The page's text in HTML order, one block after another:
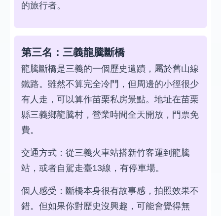
的旅行者。
第三名：三義龍騰斷橋
龍騰斷橋是三義的一個歷史遺蹟，屬於舊山線
鐵路。雖然不算完全冷門，但周邊的小徑很少
有人走，可以算作苗栗私房景點。地址在苗栗
縣三義鄉龍騰村，營業時間全天開放，門票免
費。
交通方式：從三義火車站搭新竹客運到龍騰
站，或者自駕走臺13線，有停車場。
個人感受：斷橋本身很有故事感，拍照效果不
錯。但如果你對歷史沒興趣，可能會覺得無